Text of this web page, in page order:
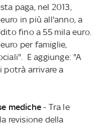
paga, nel 2013,
in più all'anno, a
fino a 55 mila euro.
per famiglie,
E aggiunge: "A
potrà arrivare a
mediche- Tra le
revisione della